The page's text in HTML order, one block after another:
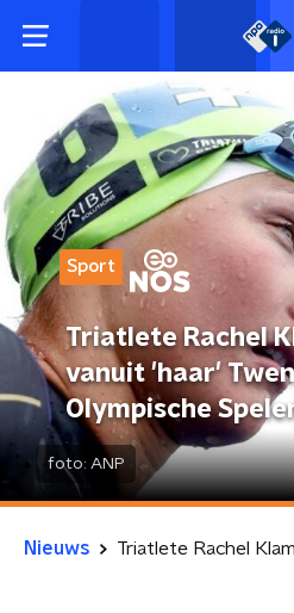
Sport
Triatlete Rachel
vanuit 'haar'
Olympische
foto: ANP
Nieuws